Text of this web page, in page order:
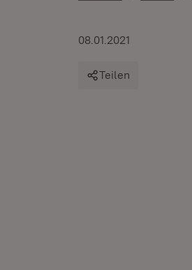
08.01.2021
Teilen